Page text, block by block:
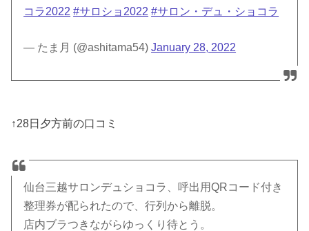
コラ2022 #サロショ2022 #サロン・デュ・ショコラ
— たま月 (@ashitama54)January 28, 2022
↑28日夕方前の口コミ
仙台三越サロンデュショコラ、呼出用QRコード付き
整理券が配られたので、行列から離脱。
店内ブラつきながらゆっくり待とう。